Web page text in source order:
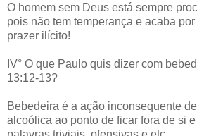
O homem sem Deus está sempre
pois não tem temperança e acaba
prazer ilícito!
IV° O que Paulo quis dizer com
13:12-13?
Bebedeira é a ação inconsequente
alcoólica ao ponto de ficar fora de si